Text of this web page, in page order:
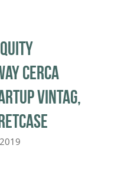
cerca
Vintag,